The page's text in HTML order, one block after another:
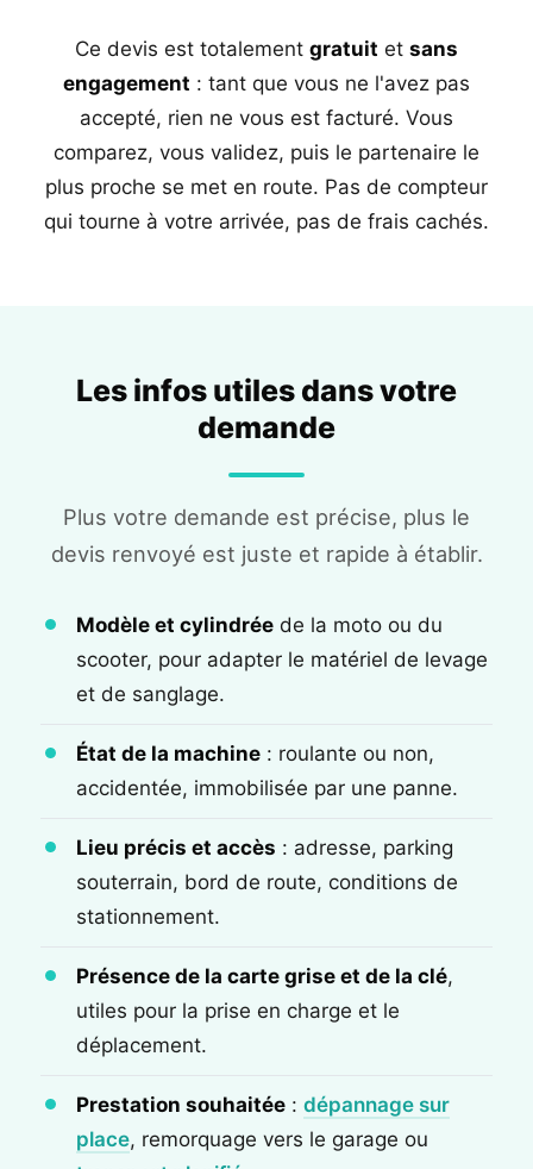
Ce devis est totalement gratuit et sans
engagement : tant que vous ne l'avez pas
accepté, rien ne vous est facturé. Vous
comparez, vous validez, puis le partenaire le
plus proche se met en route. Pas de compteur
qui tourne à votre arrivée, pas de frais cachés.
Les infos utiles dans votre
demande
Plus votre demande est précise, plus le
devis renvoyé est juste et rapide à établir.
Modèle et cylindrée de la moto ou du
scooter, pour adapter le matériel de levage
et de sanglage.
État de la machine : roulante ou non,
accidentée, immobilisée par une panne.
Lieu précis et accès : adresse, parking
souterrain, bord de route, conditions de
stationnement.
Présence de la carte grise et de la clé,
utiles pour la prise en charge et le
déplacement.
Prestation souhaitée : dépannage sur
place, remorquage vers le garage ou